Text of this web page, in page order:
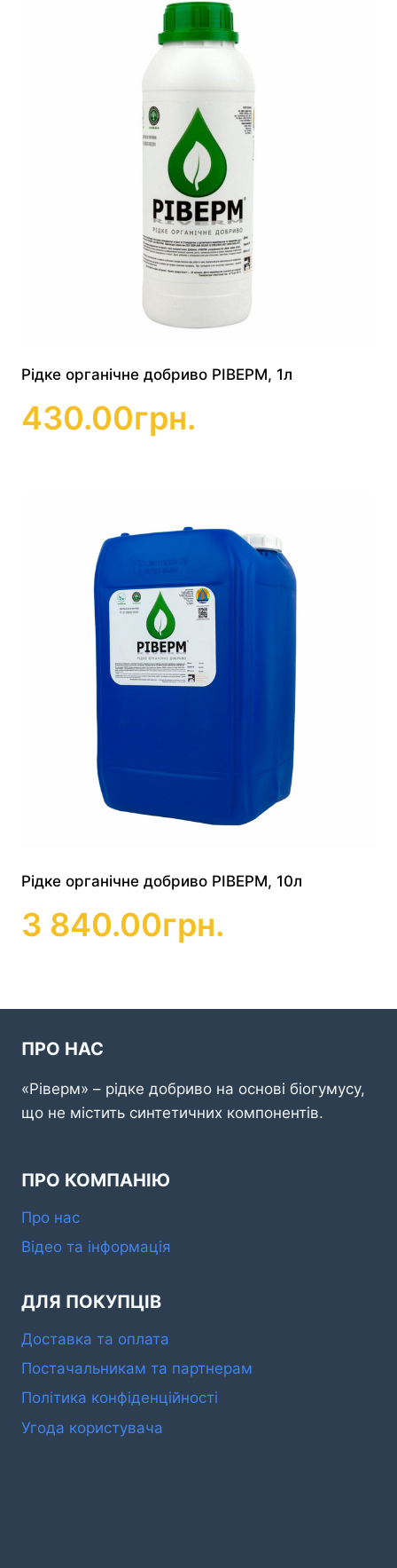
Рідке органічне добриво РІВЕРМ, 1л
430.00грн.
Рідке органічне добриво РІВЕРМ, 10л
3 840.00грн.
ПРО НАС
«Ріверм» – рідке добриво на основі біогумусу,
що не містить синтетичних компонентів.
ПРО КОМПАНІЮ
Про нас
Відео та інформація
ДЛЯ ПОКУПЦІВ
Доставка та оплата
Постачальникам та партнерам
Політика конфіденційності
Угода користувача